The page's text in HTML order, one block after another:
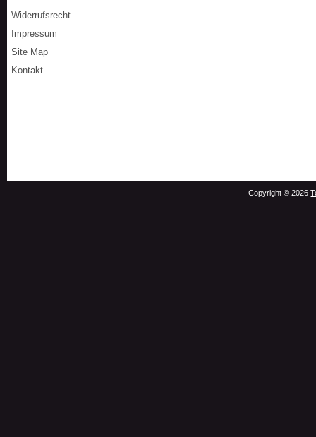
Widerrufsrecht
Impressum
Site Map
Kontakt
Copyright © 2026